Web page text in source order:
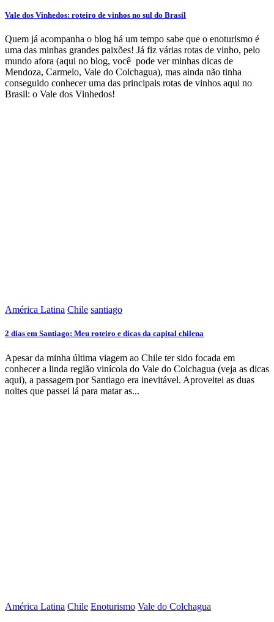
Vale dos Vinhedos: roteiro de vinhos no sul do Brasil
Quem já acompanha o blog há um tempo sabe que o enoturismo é
uma das minhas grandes paixões! Já fiz várias rotas de vinho, pelo
mundo afora (aqui no blog, você pode ver minhas dicas de
Mendoza, Carmelo, Vale do Colchagua), mas ainda não tinha
conseguido conhecer uma das principais rotas de vinhos aqui no
Brasil: o Vale dos Vinhedos!
América Latina Chile santiago
2 dias em Santiago: Meu roteiro e dicas da capital chilena
Apesar da minha última viagem ao Chile ter sido focada em
conhecer a linda região vinícola do Vale do Colchagua (veja as dicas
aqui), a passagem por Santiago era inevitável. Aproveitei as duas
noites que passei lá para matar as...
América Latina Chile Enoturismo Vale do Colchagua